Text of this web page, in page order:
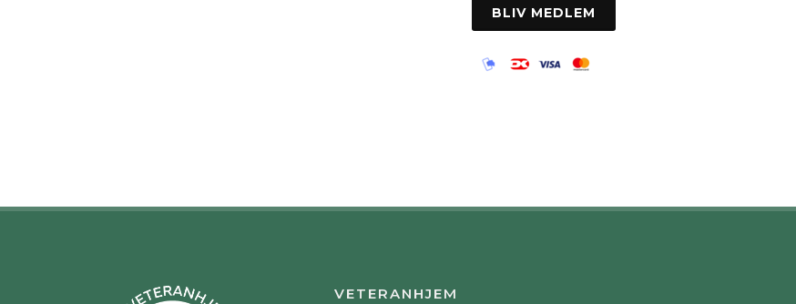
BLIV MEDLEM
VETERANHJEM